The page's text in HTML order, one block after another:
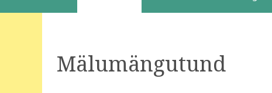
Mälumängutund